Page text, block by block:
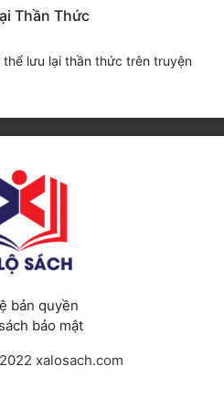
Thần Thức
lưu lại thần thức trên truyện
bản quyền
bảo mật
xalosach.com